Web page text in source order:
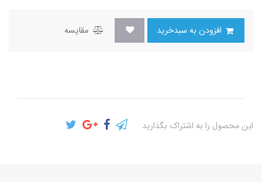
مقایسه
این محصول را به اشتراک بگذارید